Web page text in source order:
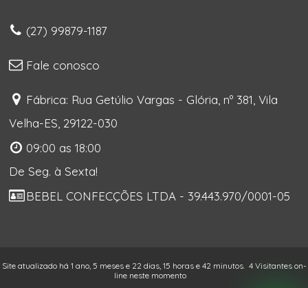
(27) 99879-1187
Fale conosco
Fábrica: Rua Getúlio Vargas - Glória, nº 381, Vila
Velha-ES, 29122-030
09:00 as 18:00
De Seg. à Sexta!
BEBEL CONFECÇÕES LTDA - 39.443.970/0001-05
Site atualizado há 1 ano, 5 meses e 22 dias, 15 horas e 42 minutos. 4 Visitantes on-
line neste momento